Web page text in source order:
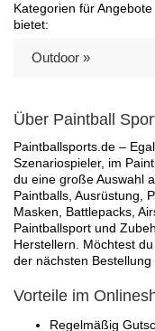
Kategorien für
bietet:
Outdoor »
Über Paintball
Paintballsports.de –
Szenariospieler, im
du eine große Auswahl
Paintballs, Ausrüstung,
Masken, Battlepacks,
Paintballsport und
Herstellern. Möchtest
der nächsten
Vorteile im
Regelmäßig